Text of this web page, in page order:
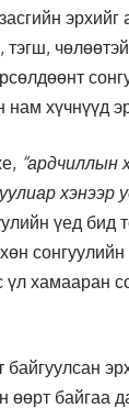
хүчнүүд
“ардчиллын
хэнээр
үед
үл хамааран
байгаа